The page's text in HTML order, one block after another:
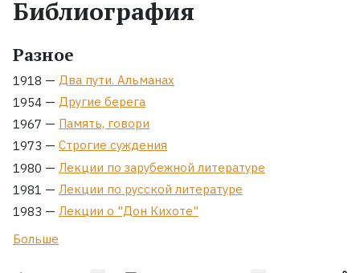
Библиография
Разное
1918 — Два пути. Альманах
1954 — Другие берега
1967 — Память, говори
1973 — Строгие суждения
1980 — Лекции по зарубежной литературе
1981 — Лекции по русской литературе
1983 — Лекции о "Дон Кихоте"
Больше